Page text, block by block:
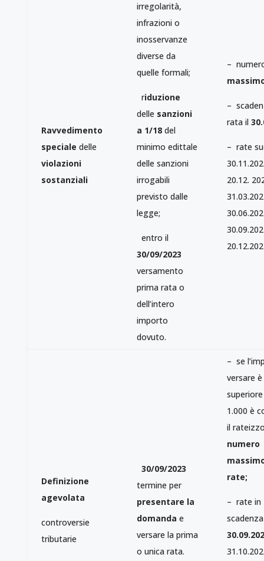
Ravvedimento
speciale delle
violazioni
sostanziali
irregolarità,
infrazioni o
inosservanze
diverse da
quelle formali;
riduzione
delle sanzioni
a 1/18 del
minimo edittale
delle sanzioni
irrogabili
previsto dalle
legge;
entro il
30/09/2023
versamento
prima rata o
dell’intero
importo
dovuto.
–
–
rata il
– rate
20.12.
Definizione
agevolata
controversie
tributarie
30/09/2023
termine per
presentare la
domanda e
versare la prima
o unica rata.
– se
versare
1.000 è
il
numero
rate;
– rate in